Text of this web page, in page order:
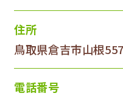
住所
鳥取県倉吉市山根
電話番号